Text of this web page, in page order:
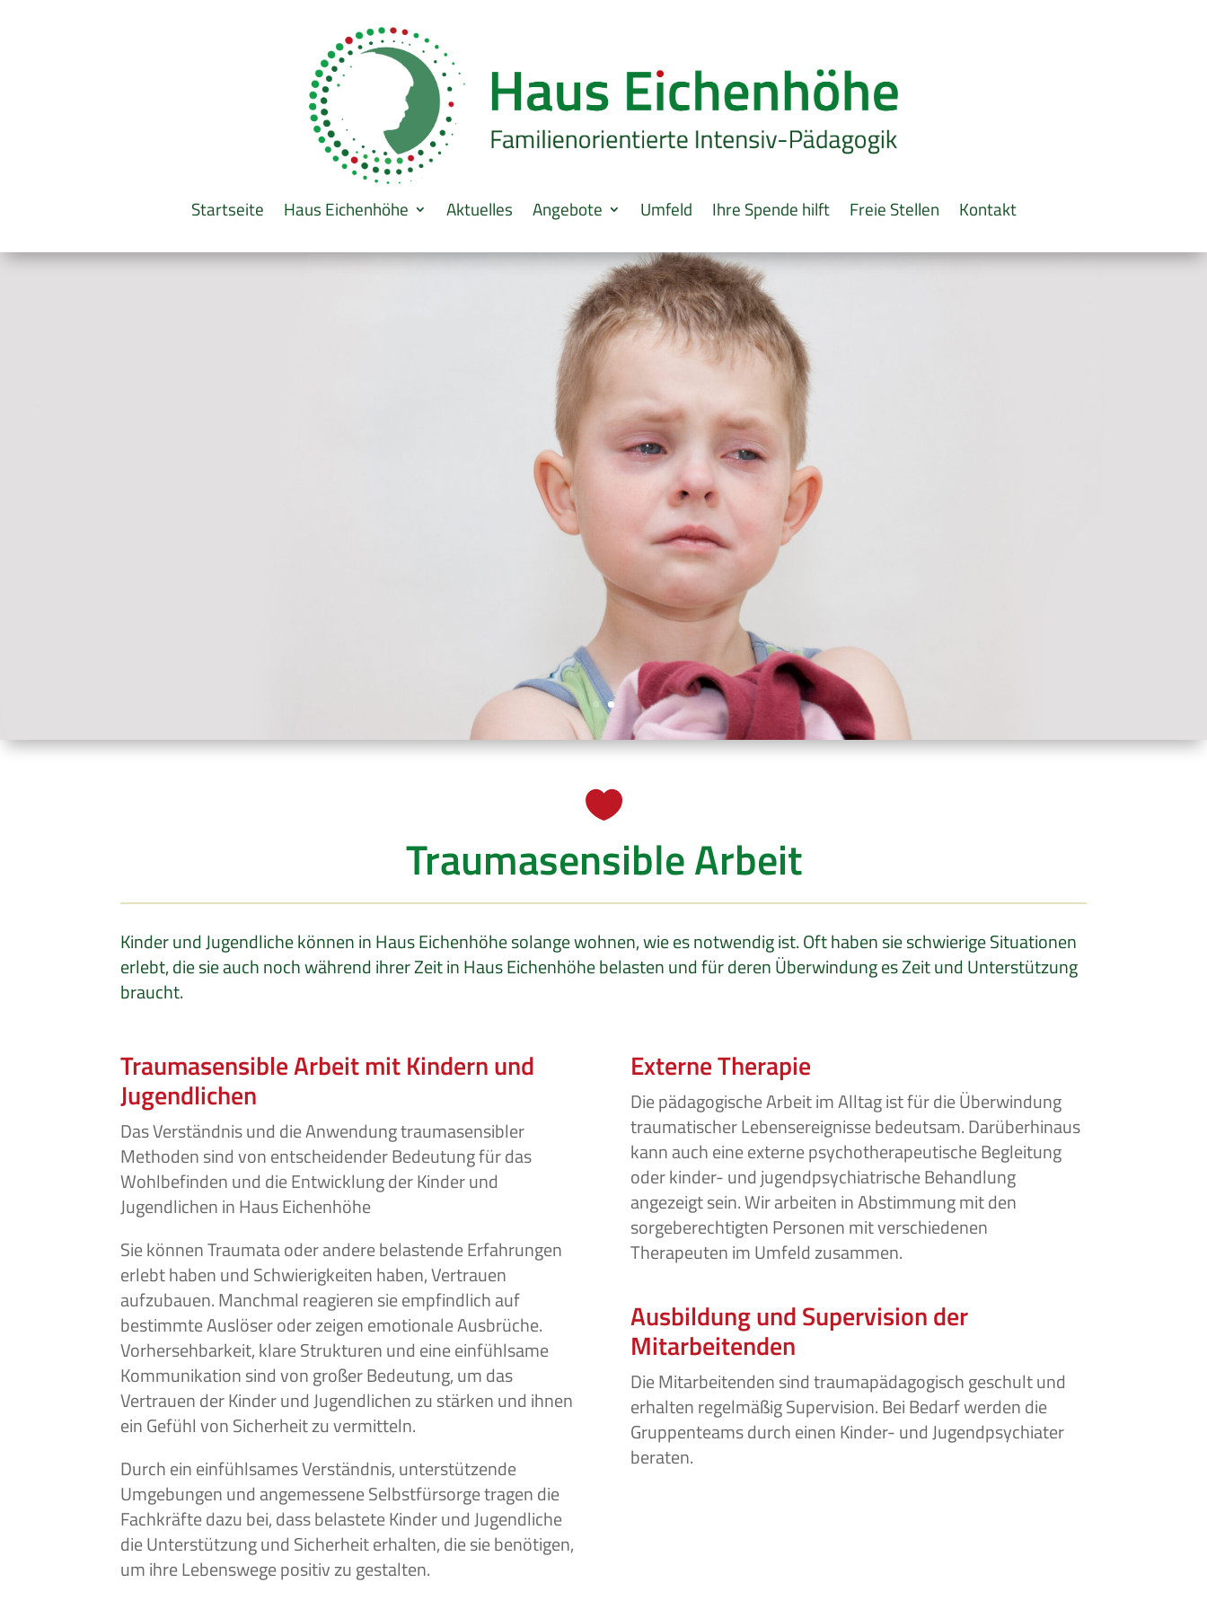
Startseite Haus Eichenhöhe Aktuelles Angebote Umfeld Ihre Spende hilft Freie Stellen Kontakt

Traumasensible Arbeit
Kinder und Jugendliche können in Haus Eichenhöhe solange wohnen, wie es notwendig ist. Oft haben sie schwierige Situationen
erlebt, die sie auch noch während ihrer Zeit in Haus Eichenhöhe belasten und für deren Überwindung es Zeit und Unterstützung
braucht.
Traumasensible Arbeit mit Kindern und
Jugendlichen
Das Verständnis und die Anwendung traumasensibler
Methoden sind von entscheidender Bedeutung für das
Wohlbefinden und die Entwicklung der Kinder und
Jugendlichen in Haus Eichenhöhe
Sie können Traumata oder andere belastende Erfahrungen
erlebt haben und Schwierigkeiten haben, Vertrauen
aufzubauen. Manchmal reagieren sie empfindlich auf
bestimmte Auslöser oder zeigen emotionale Ausbrüche.
Vorhersehbarkeit, klare Strukturen und eine einfühlsame
Kommunikation sind von großer Bedeutung, um das
Vertrauen der Kinder und Jugendlichen zu stärken und ihnen
ein Gefühl von Sicherheit zu vermitteln.
Durch ein einfühlsames Verständnis, unterstützende
Umgebungen und angemessene Selbstfürsorge tragen die
Fachkräfte dazu bei, dass belastete Kinder und Jugendliche
die Unterstützung und Sicherheit erhalten, die sie benötigen,
um ihre Lebenswege positiv zu gestalten.
Externe Therapie
Die pädagogische Arbeit im Alltag ist für die Überwindung
traumatischer Lebensereignisse bedeutsam. Darüberhinaus
kann auch eine externe psychotherapeutische Begleitung
oder kinder- und jugendpsychiatrische Behandlung
angezeigt sein. Wir arbeiten in Abstimmung mit den
sorgeberechtigten Personen mit verschiedenen
Therapeuten im Umfeld zusammen.
Ausbildung und Supervision der
Mitarbeitenden
Die Mitarbeitenden sind traumapädagogisch geschult und
erhalten regelmäßig Supervision. Bei Bedarf werden die
Gruppenteams durch einen Kinder- und Jugendpsychiater
beraten.